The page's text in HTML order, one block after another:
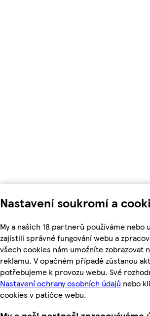
Nastavení soukromí a
My a našich 18 partnerů používáme
zajistili správné fungování webu a
všech cookies nám umožníte zobrazovat
reklamu. V opačném případě zůstanou
potřebujeme k provozu webu. Své
Nastavení ochrany osobních údajů nebo
cookies v patičce webu.